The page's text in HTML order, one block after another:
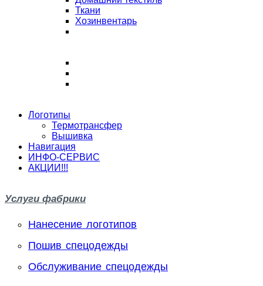
Ткани
Хозинвентарь
Логотипы
Термотрансфер
Вышивка
Навигация
ИНФО-СЕРВИС
АКЦИИ!!!
Услуги фабрики
Нанесение логотипов
Пошив спецодежды
Обслуживание спецодежды